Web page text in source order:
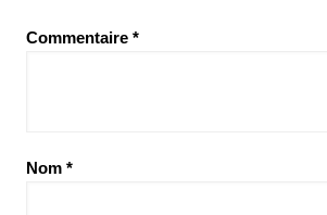
Commentaire *
Nom *